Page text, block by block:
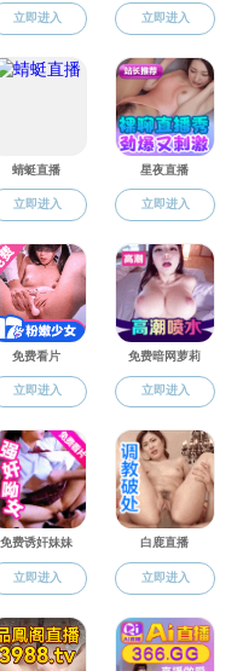
夏小云，博士
任教师，入选嘉兴
（CCF）高级会员
Evolutionary
Heuristics、
研究方向：计
主持项目：
主持国家重点
及横向课题等项目
代表性论文
1.Two-stage
Computing, 2024:
2.Set Packing
9(10):586.